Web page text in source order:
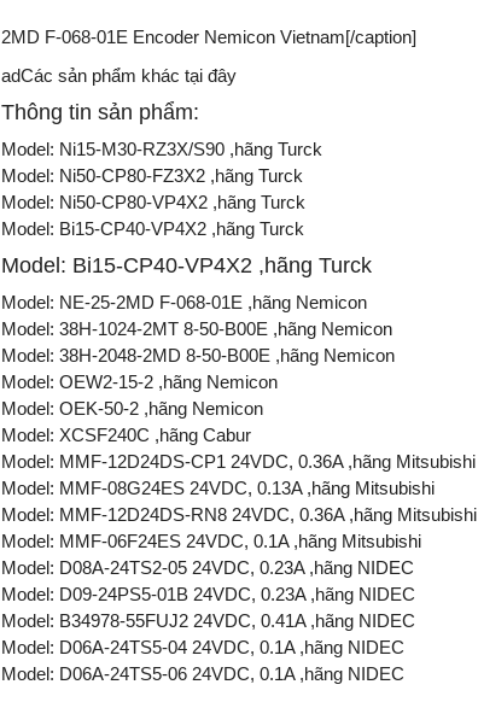
2MD F-068-01E Encoder Nemicon Vietnam[/caption]
adCác sản phẩm khác tại đây
Thông tin sản phẩm:
Model: Ni15-M30-RZ3X/S90 ,hãng Turck
Model: Ni50-CP80-FZ3X2 ,hãng Turck
Model: Ni50-CP80-VP4X2 ,hãng Turck
Model: Bi15-CP40-VP4X2 ,hãng Turck
Model: Bi15-CP40-VP4X2 ,hãng Turck
Model: NE-25-2MD F-068-01E ,hãng Nemicon
Model: 38H-1024-2MT 8-50-B00E ,hãng Nemicon
Model: 38H-2048-2MD 8-50-B00E ,hãng Nemicon
Model: OEW2-15-2 ,hãng Nemicon
Model: OEK-50-2 ,hãng Nemicon
Model: XCSF240C ,hãng Cabur
Model: MMF-12D24DS-CP1 24VDC, 0.36A ,hãng Mitsubishi
Model: MMF-08G24ES 24VDC, 0.13A ,hãng Mitsubishi
Model: MMF-12D24DS-RN8 24VDC, 0.36A ,hãng Mitsubishi
Model: MMF-06F24ES 24VDC, 0.1A ,hãng Mitsubishi
Model: D08A-24TS2-05 24VDC, 0.23A ,hãng NIDEC
Model: D09-24PS5-01B 24VDC, 0.23A ,hãng NIDEC
Model: B34978-55FUJ2 24VDC, 0.41A ,hãng NIDEC
Model: D06A-24TS5-04 24VDC, 0.1A ,hãng NIDEC
Model: D06A-24TS5-06 24VDC, 0.1A ,hãng NIDEC